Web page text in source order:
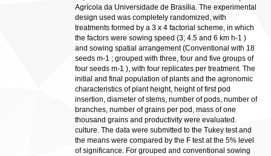
Agrícola da Universidade de Brasília. The experimental
design used was completely randomized, with
treatments formed by a 3 x 4 factorial scheme, in which
the factors were sowing speed (3; 4.5 and 6 km h-1 )
and sowing spatial arrangement (Conventional with 18
seeds m-1 ; grouped with three, four and five groups of
four seeds m-1 ), with four replicates per treatment. The
initial and final population of plants and the agronomic
characteristics of plant height, height of first pod
insertion, diameter of stems, number of pods, number of
branches, number of grains per pod, mass of one
thousand grains and productivity were evaluated.
culture. The data were submitted to the Tukey test and
the means were compared by the F test at the 5% level
of significance. For grouped and conventional sowing